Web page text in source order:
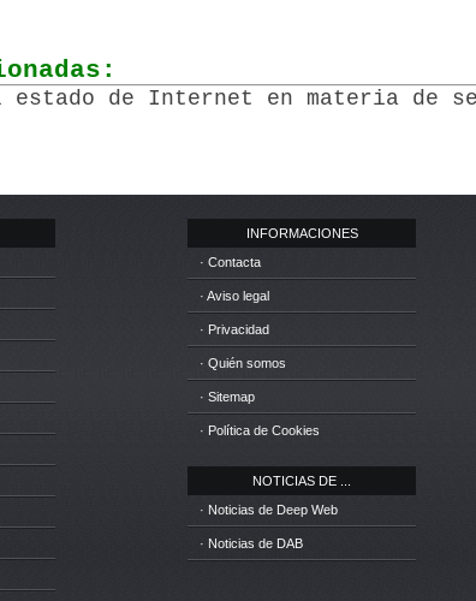
estado de Internet en materia de
INFORMACIONES
· Contacta
· Aviso legal
· Privacidad
· Quién somos
· Sitemap
· Política de Cookies
NOTICIAS DE ...
· Noticias de Deep Web
· Noticias de DAB